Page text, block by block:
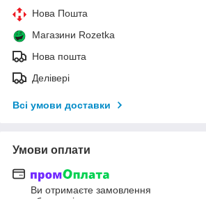
Нова Пошта
Магазини Rozetka
Нова пошта
Делівері
Всі умови доставки
Умови оплати
Ви отримаєте замовлення